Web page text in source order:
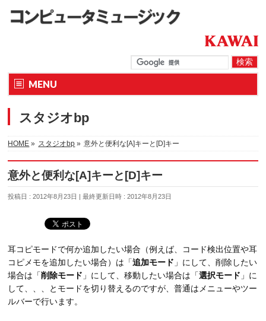
MENU
スタジオbp
HOME » スタジオbp » 意外と便利な[A]キーと[D]キー
意外と便利な[A]キーと[D]キー
投稿日 : 2012年8月23日 最終更新日時 : 2012年8月23日
耳コピモードで何か追加したい場合（例えば、コード検出位置や耳
コピメモを追加したい場合）は「追加モード 」にして、削除したい
場合は「削除モード 」にして、移動したい場合は「選択モード 」に
して、、、とモードを切り替えるのですが、普通はメニューやツー
ルバーで行います。